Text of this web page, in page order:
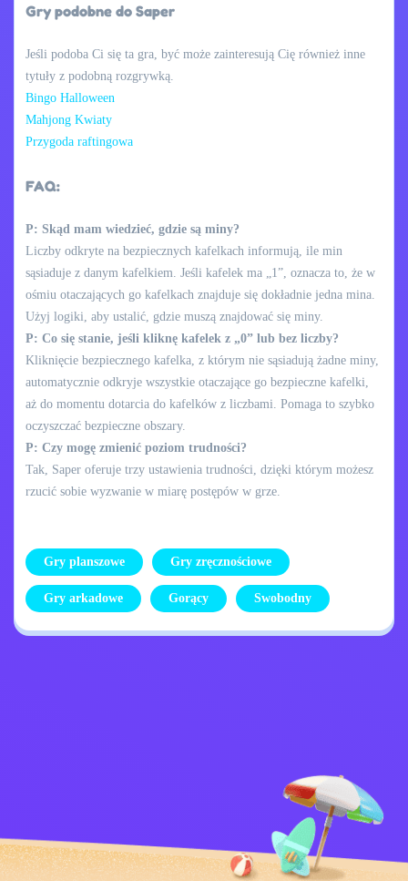
Gry podobne do Saper
Jeśli podoba Ci się ta gra, być może zainteresują Cię również inne
tytuły z podobną rozgrywką.
Bingo Halloween
Mahjong Kwiaty
Przygoda raftingowa
FAQ:
P: Skąd mam wiedzieć, gdzie są miny?
Liczby odkryte na bezpiecznych kafelkach informują, ile min
sąsiaduje z danym kafelkiem. Jeśli kafelek ma „1”, oznacza to, że w
ośmiu otaczających go kafelkach znajduje się dokładnie jedna mina.
Użyj logiki, aby ustalić, gdzie muszą znajdować się miny.
P: Co się stanie, jeśli kliknę kafelek z „0” lub bez liczby?
Kliknięcie bezpiecznego kafelka, z którym nie sąsiadują żadne miny,
automatycznie odkryje wszystkie otaczające go bezpieczne kafelki,
aż do momentu dotarcia do kafelków z liczbami. Pomaga to szybko
oczyszczać bezpieczne obszary.
P: Czy mogę zmienić poziom trudności?
Tak, Saper oferuje trzy ustawienia trudności, dzięki którym możesz
rzucić sobie wyzwanie w miarę postępów w grze.
Gry planszowe Gry zręcznościowe
Gry arkadowe Gorący Swobodny